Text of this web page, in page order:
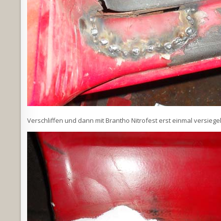
Verschliffen und dann mit Brantho Nitrofest erst einmal